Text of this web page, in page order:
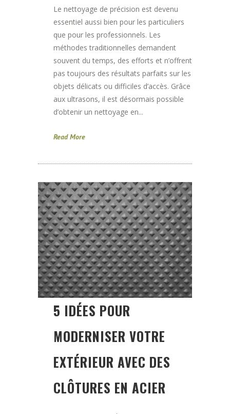
Le nettoyage de précision est devenu
essentiel aussi bien pour les particuliers
que pour les professionnels. Les
méthodes traditionnelles demandent
souvent du temps, des efforts et n’offrent
pas toujours des résultats parfaits sur les
objets délicats ou difficiles d’accès. Grâce
aux ultrasons, il est désormais possible
d’obtenir un nettoyage en...
Read More
5 IDÉES POUR
MODERNISER VOTRE
EXTÉRIEUR AVEC DES
CLÔTURES EN ACIER